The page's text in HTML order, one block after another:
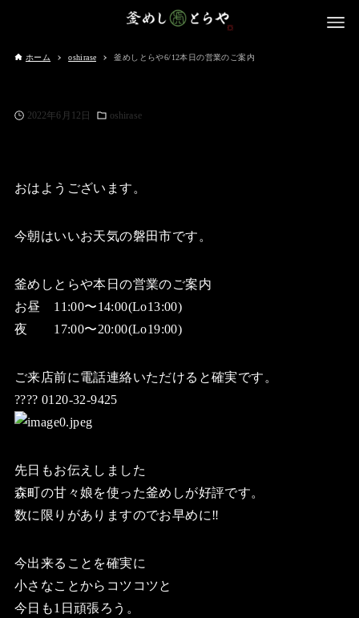
ホーム oshirase 釜めしとらや6/12本日の営業のご案内
2022年6月12日 oshirase
おはようございます。
今朝はいいお天気の磐田市です。
釜めしとらや本日の営業のご案内
お昼 11:00〜14:00(Lo13:00)
夜 17:00〜20:00(Lo19:00)
ご来店前に電話連絡いただけると確実です。
???? 0120-32-9425
先日もお伝えしました
森町の甘々娘を使った釜めしが好評です。
数に限りがありますのでお早めに‼️
今出来ることを確実に
小さなことからコツコツと
今日も1日頑張ろう。